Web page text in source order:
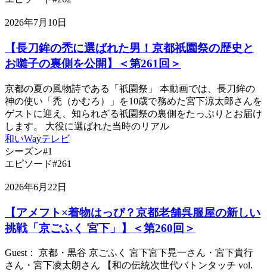
2026年7月10日
【長刀鉾の禿に選ばれた男！京都祇園祭の歴史と
お囃子の裏側を公開】＜第261回＞
京都の夏の風物詩である「祇園祭」 本動画では、長刀鉾の
神の使い「禿（かむろ）」を10歳で務めた宮下涼太郎さんを
ゲストに迎え、知られざる祇園祭の裏側をたっぷりとお届け
します。 大役に選ばれた当時のリアル
和いWayテレビ
シーズン#1
エピソード#261
2026年6月22日
【アメフト×着物はっぴ？京都老舗呉服屋の新しい
挑戦「京ごふく 宮下」】＜第260回＞
Guest： 京都・黒谷 京ごふく 宮下宮下晃一さん・宮下貴行
さん・宮下凌太朗さん 【和の伝統次世代バトンタッチ vol.